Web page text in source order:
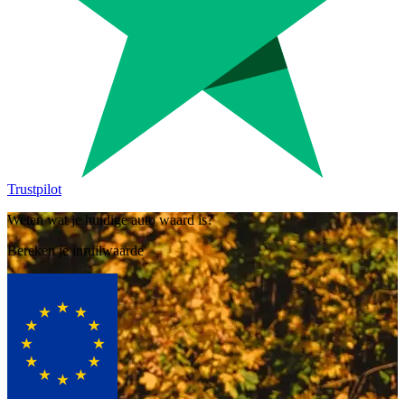
Trustpilot
Weten wat je huidige auto waard is?
Bereken je inruilwaarde